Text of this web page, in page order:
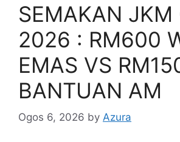
SEMAKAN JKM
2026 : RM600
EMAS VS
BANTUAN AM
Ogos 6, 2026 by Azura